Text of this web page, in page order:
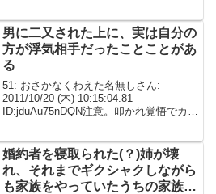
接しました私はベッドの部屋...
男に二又された上に、実は自分の
方が浮気相手だったことことがあ
る
51: おさかなくわえた名無しさん:
2011/10/20 (木) 10:15:04.81
ID:jduAu75nDQN注意。叩かれ覚悟でカキ
ったことことがある。相手は...
婚約者を寝取られた(？)姉が壊
れ、それまでギクシャクしながら
も家族をやっていたうちの家族が